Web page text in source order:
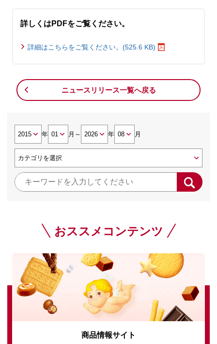
詳しくはPDFをご覧ください。
詳細はこちらをご覧ください。(525.6 KB)
ニュースリリース一覧へ戻る
年 月 ～ 年 月
おススメコンテンツ
商品情報サイト